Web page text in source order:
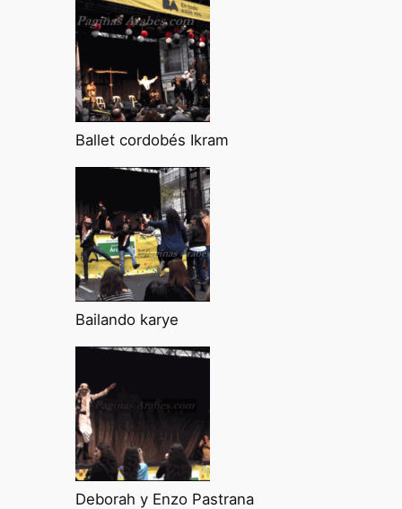
Ballet cordobés Ikram
Bailando karye
Deborah y Enzo Pastrana